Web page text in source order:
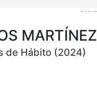
MARTÍNEZ
de Hábito (2024)